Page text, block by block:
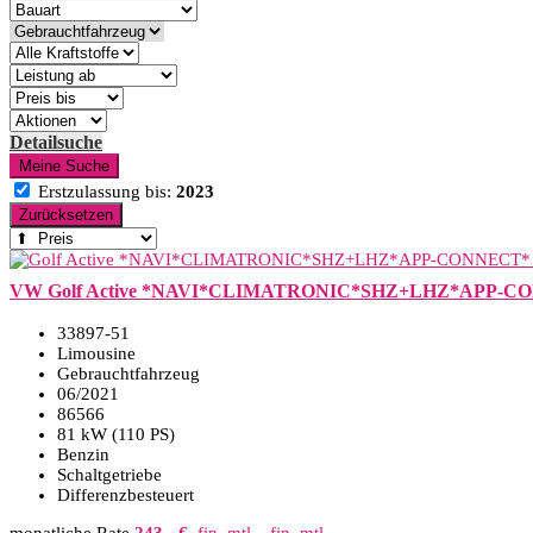
Detailsuche
Meine Suche
Erstzulassung bis: 2023
Zurücksetzen
VW Golf Active *NAVI*CLIMATRONIC*SHZ+LHZ*APP-
33897-51
Limousine
Gebrauchtfahrzeug
06/2021
86566
81 kW (110 PS)
Benzin
Schaltgetriebe
Differenzbesteuert